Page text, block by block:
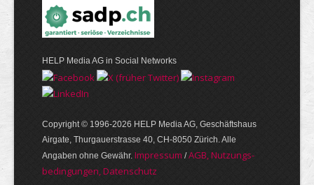
HELP Media AG in Social Networks
Copyright © 1996-2026 HELP Media AG, Geschäftshaus
Airgate, Thurgauer­strasse 40, CH-8050 Zürich. Alle
Angaben ohne Gewähr. Im­pres­sum /AGB, Nut­zungs­
bedin­gungen, Daten­schutz